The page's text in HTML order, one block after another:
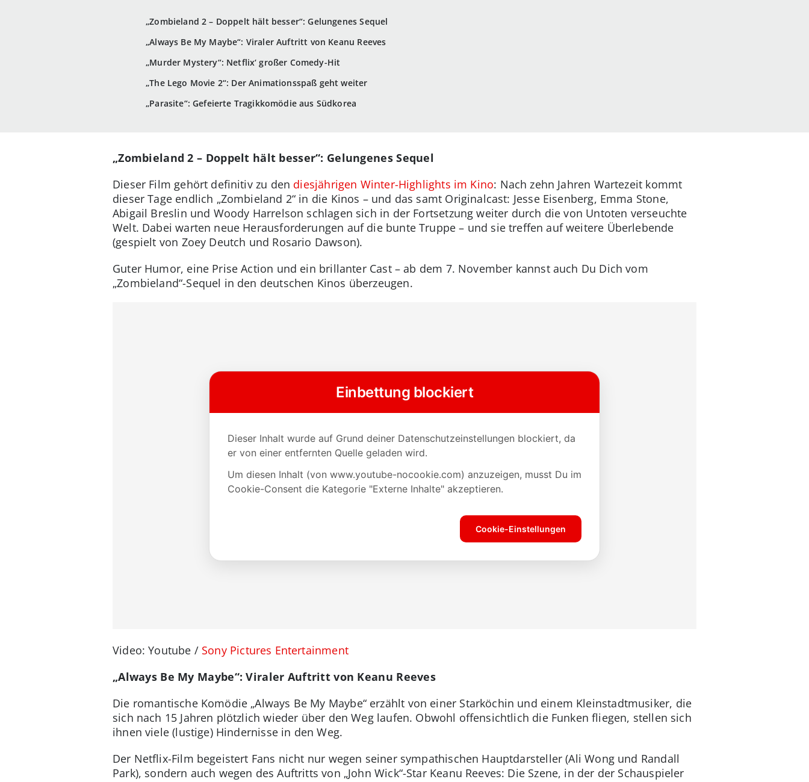
„Zombieland 2 – Doppelt hält besser“: Gelungenes Sequel
„Always Be My Maybe“: Viraler Auftritt von Keanu Reeves
„Murder Mystery“: Netflix‘ großer Comedy-Hit
„The Lego Movie 2“: Der Animationsspaß geht weiter
„Parasite“: Gefeierte Tragikkomödie aus Südkorea
„Zombieland 2 – Doppelt hält besser“: Gelungenes Sequel
Dieser Film gehört definitiv zu den diesjährigen Winter-Highlights im Kino: Nach zehn Jahren Wartezeit kommt
dieser Tage endlich „Zombieland 2“ in die Kinos – und das samt Originalcast: Jesse Eisenberg, Emma Stone,
Abigail Breslin und Woody Harrelson schlagen sich in der Fortsetzung weiter durch die von Untoten verseuchte
Welt. Dabei warten neue Herausforderungen auf die bunte Truppe – und sie treffen auf weitere Überlebende
(gespielt von Zoey Deutch und Rosario Dawson).
Guter Humor, eine Prise Action und ein brillanter Cast – ab dem 7. November kannst auch Du Dich vom
„Zombieland“-Sequel in den deutschen Kinos überzeugen.
Video: Youtube / Sony Pictures Entertainment
„Always Be My Maybe“: Viraler Auftritt von Keanu Reeves
Die romantische Komödie „Always Be My Maybe“ erzählt von einer Starköchin und einem Kleinstadtmusiker, die
sich nach 15 Jahren plötzlich wieder über den Weg laufen. Obwohl offensichtlich die Funken fliegen, stellen sich
ihnen viele (lustige) Hindernisse in den Weg.
Der Netflix-Film begeistert Fans nicht nur wegen seiner sympathischen Hauptdarsteller (Ali Wong und Randall
Park), sondern auch wegen des Auftritts von „John Wick“-Star Keanu Reeves: Die Szene, in der der Schauspieler